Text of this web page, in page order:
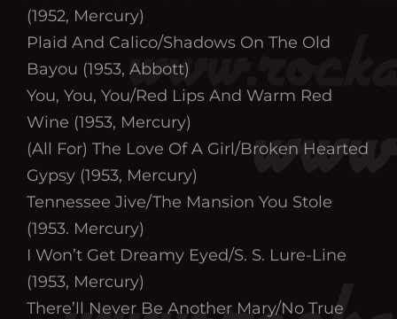
(1952, Mercury)
Plaid And Calico/Shadows On The Old
Bayou (1953, Abbott)
You, You, You/Red Lips And Warm Red
Wine (1953, Mercury)
(All For) The Love Of A Girl/Broken Hearted
Gypsy (1953, Mercury)
Tennessee Jive/The Mansion You Stole
(1953. Mercury)
I Won’t Get Dreamy Eyed/S. S. Lure-Line
(1953, Mercury)
There’ll Never Be Another Mary/No True